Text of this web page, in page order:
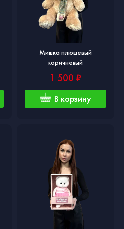
Мишка плюшевый
коричневый
1 500 ₽
В корзину